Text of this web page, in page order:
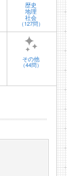
歴史
地理
社会
（127問）
その他
（44問）